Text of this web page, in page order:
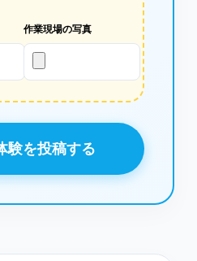
作業現場の写真
験を投稿する